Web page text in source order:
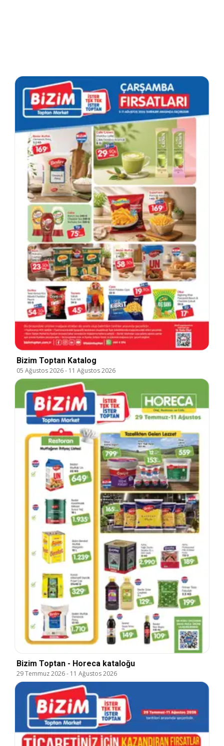
Bizim Toptan Katalog
05 Ağustos 2026- 11 Ağustos 2026
Bizim Toptan - Horeca kataloğu
29 Temmuz 2026- 11 Ağustos 2026